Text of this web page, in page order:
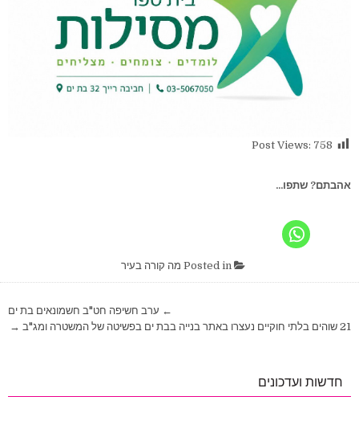
Post Views: 758
אהבתם? שתפו...
מה קורה בעיר
← ערב חשיפה חט"ב חשמונאים בת ים
21 שוהים בלתי חוקיים נעצרו באתר בנייה בבת ים בפשיטה של המשטרה ומג"ב →
חדשות ועדכונים